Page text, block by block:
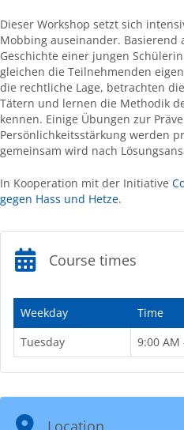
Dieser Workshop setzt sich
Mobbing auseinander.
Geschichte einer jungen
gleichen die Teilnehmenden
die rechtliche Lage, betrachten
Tätern und lernen die Methodik
kennen. Einige Übungen zur
Persönlichkeitsstärkung werden
gemeinsam wird nach
In Kooperation mit der Initiative
gegen Hass und Hetze.
Course times
Weekday
Time
Tuesday
9:00 AM
Location